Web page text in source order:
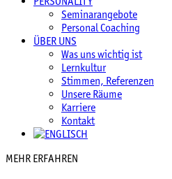
Seminarangebote
Personal Coaching
ÜBER UNS
Was uns wichtig ist
Lernkultur
Stimmen, Referenzen
Unsere Räume
Karriere
Kontakt
MEHR ERFAHREN